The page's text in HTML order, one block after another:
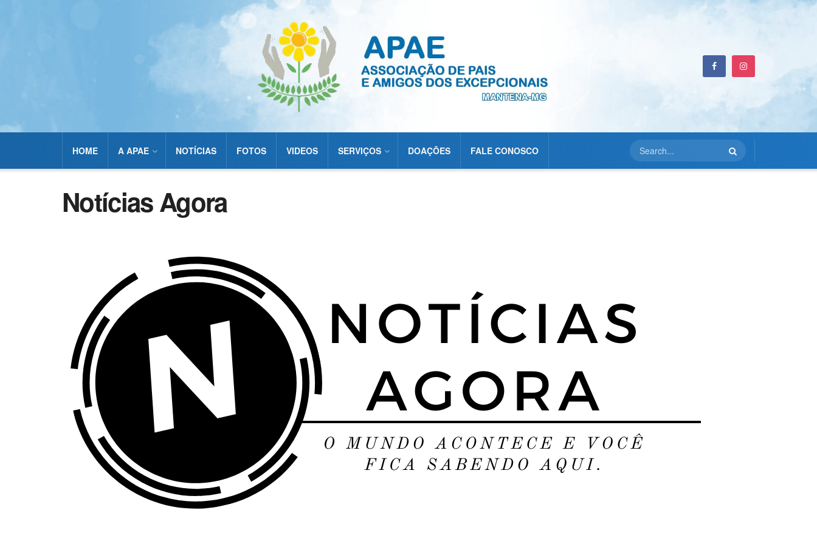
HOME A APAE NOTÍCIAS FOTOS VIDEOS SERVIÇOS DOAÇÕES FALE CONOSCO
Notícias Agora